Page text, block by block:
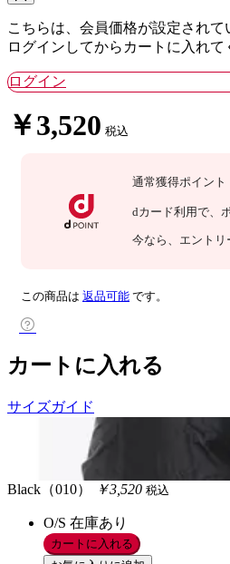
こちらは、会員価格が設定されて
ログインしてからカートに入れて
ログイン
￥3,520 税込
通常獲得ポイント
dカード利用で、
今なら 、エントリ
この商品は 返品可能 です。
カートに入れる
サイズガイド
Black（010） ￥3,520 税込
O/S 在庫あり
カートに入れる